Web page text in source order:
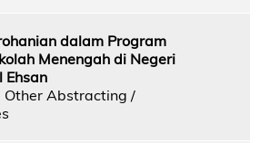
dalam Program
Menengah di Negeri
Ehsan
Abstracting /